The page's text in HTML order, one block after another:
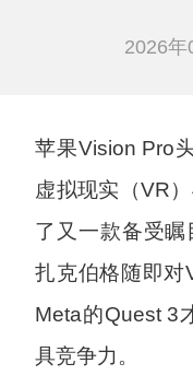
2026年
苹果Vision Pro
虚拟现实（VR
了又一款备受瞩
扎克伯格随即对
Meta的Quest 3
具竞争力。